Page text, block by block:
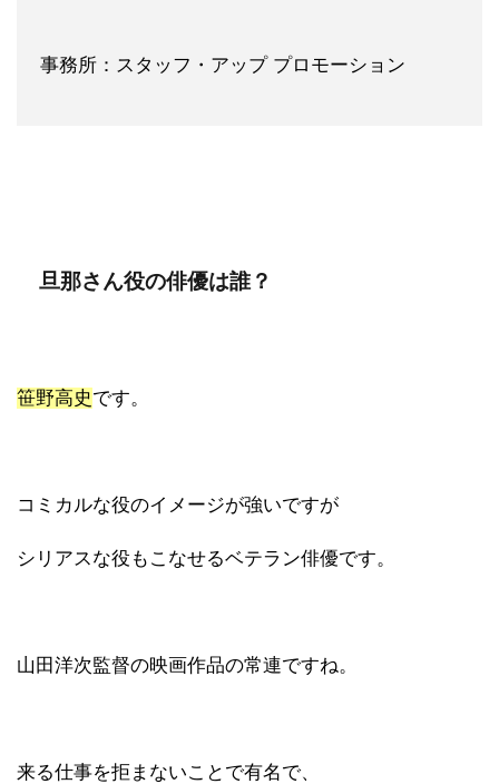
事務所：スタッフ・アップ プロモーション
旦那さん役の俳優は誰？
笹野高史です。
コミカルな役のイメージが強いですが
シリアスな役もこなせるベテラン俳優です。
山田洋次監督の映画作品の常連ですね。
来る仕事を拒まないことで有名で、